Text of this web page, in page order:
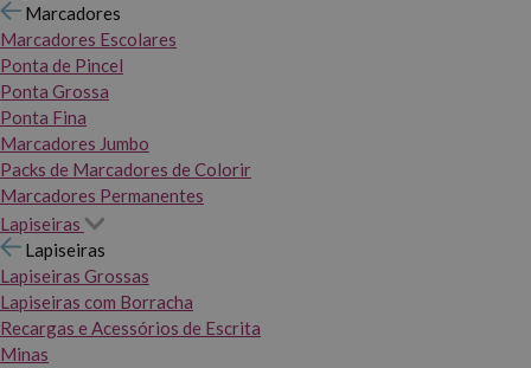
Marcadores
Marcadores Escolares
Ponta de Pincel
Ponta Grossa
Ponta Fina
Marcadores Jumbo
Packs de Marcadores de Colorir
Marcadores Permanentes
Lapiseiras
Lapiseiras
Lapiseiras Grossas
Lapiseiras com Borracha
Recargas e Acessórios de Escrita
Minas